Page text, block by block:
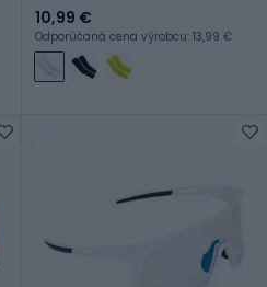
10,99 €
Odporúčaná cena výrobcu: 13,99 €